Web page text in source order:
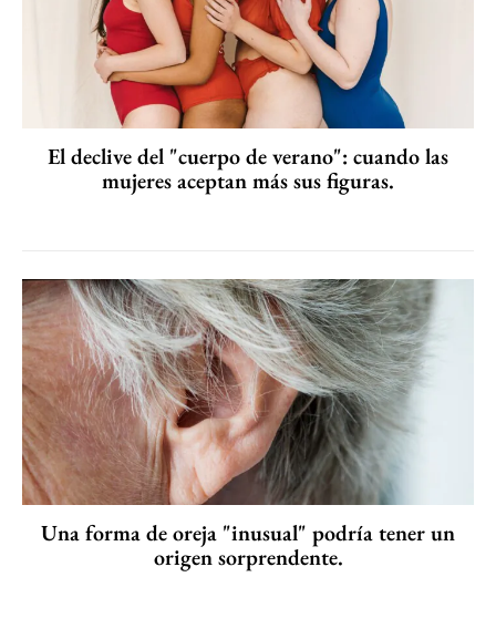
El declive del "cuerpo de verano": cuando las
mujeres aceptan más sus figuras.
Una forma de oreja "inusual" podría tener un
origen sorprendente.